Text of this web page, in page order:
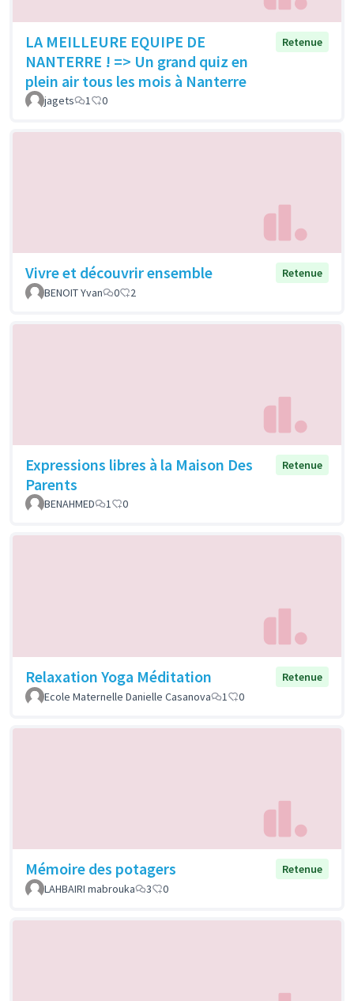
LA MEILLEURE EQUIPE DE
NANTERRE ! => Un grand quiz en
plein air tous les mois à Nanterre
Retenue
jagets 1 0
Vivre et découvrir ensemble
Retenue
BENOIT Yvan
0 2
Expressions libres à la Maison Des
Parents
Retenue
BENAHMED 1 0
Relaxation Yoga Méditation
Retenue
Ecole Maternelle Danielle Casanova
1 0
Mémoire des potagers
Retenue
LAHBAIRI mabrouka
3 0